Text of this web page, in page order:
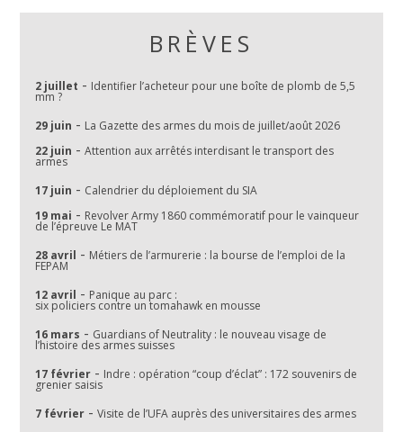
BRÈVES
2 juillet - Identifier l’acheteur pour une boîte de plomb de 5,5
mm ?
29 juin - La Gazette des armes du mois de juillet/août 2026
22 juin -Attention aux arrêtés interdisant le transport des
armes
17 juin - Calendrier du déploiement du SIA
19 mai - Revolver Army 1860 commémoratif pour le vainqueur
de l’épreuve Le MAT
28 avril - Métiers de l’armurerie : la bourse de l’emploi de la
FEPAM
12 avril - Panique au parc :
six policiers contre un tomahawk en mousse
16 mars - Guardians of Neutrality : le nouveau visage de
l’histoire des armes suisses
17 février - Indre : opération “coup d’éclat” : 172 souvenirs de
grenier saisis
7 février -Visite de l’UFA auprès des universitaires des armes